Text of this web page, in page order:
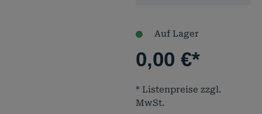
Auf Lager
0,00€*
* Listenpreise zzgl.
MwSt.